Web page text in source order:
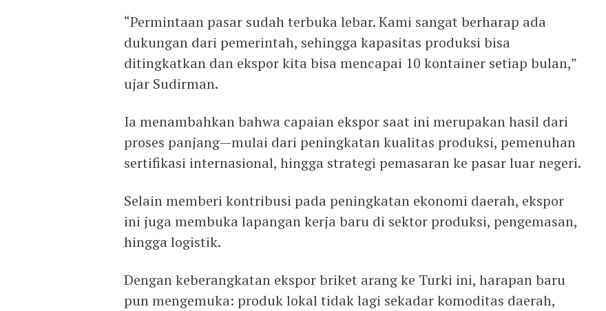
“Permintaan pasar sudah terbuka lebar. Kami sangat berharap ada
dukungan dari pemerintah, sehingga kapasitas produksi bisa
ditingkatkan dan ekspor kita bisa mencapai 10 kontainer setiap bulan,”
ujar Sudirman.
Ia menambahkan bahwa capaian ekspor saat ini merupakan hasil dari
proses panjang—mulai dari peningkatan kualitas produksi, pemenuhan
sertifikasi internasional, hingga strategi pemasaran ke pasar luar negeri.
Selain memberi kontribusi pada peningkatan ekonomi daerah, ekspor
ini juga membuka lapangan kerja baru di sektor produksi, pengemasan,
hingga logistik.
Dengan keberangkatan ekspor briket arang ke Turki ini, harapan baru
pun mengemuka: produk lokal tidak lagi sekadar komoditas daerah,